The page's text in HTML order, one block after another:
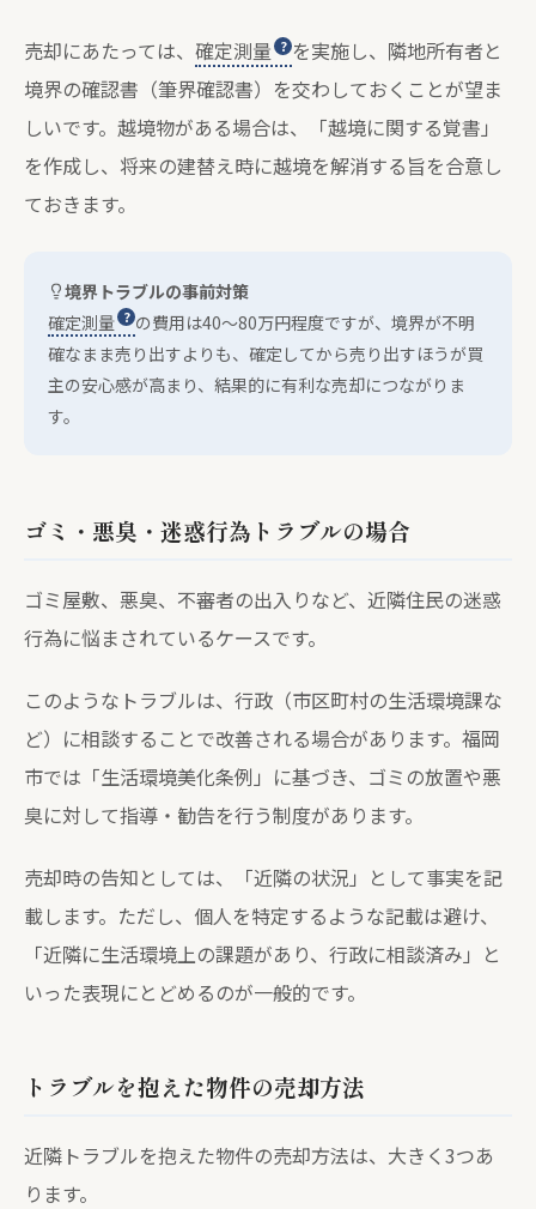
売却にあたっては、 確定測量
を実施し、隣地所有者と
境界の確認書（筆界確認書）を交わしておくことが望ま
しいです。越境物がある場合は、「越境に関する覚書」
を作成し、将来の建替え時に越境を解消する旨を合意し
ておきます。
境界トラブルの事前対策
確定測量
の費用は40〜80万円程度ですが、境界が不明
確なまま売り出すよりも、確定してから売り出すほうが買
主の安心感が高まり、結果的に有利な売却につながりま
す。
ゴミ・悪臭・迷惑行為トラブルの場合
ゴミ屋敷、悪臭、不審者の出入りなど、近隣住民の迷惑
行為に悩まされているケースです。
このようなトラブルは、行政（市区町村の生活環境課な
ど）に相談することで改善される場合があります。福岡
市では「生活環境美化条例」に基づき、ゴミの放置や悪
臭に対して指導・勧告を行う制度があります。
売却時の告知としては、「近隣の状況」として事実を記
載します。ただし、個人を特定するような記載は避け、
「近隣に生活環境上の課題があり、行政に相談済み」と
いった表現にとどめるのが一般的です。
トラブルを抱えた物件の売却方法
近隣トラブルを抱えた物件の売却方法は、大きく3つあ
ります。